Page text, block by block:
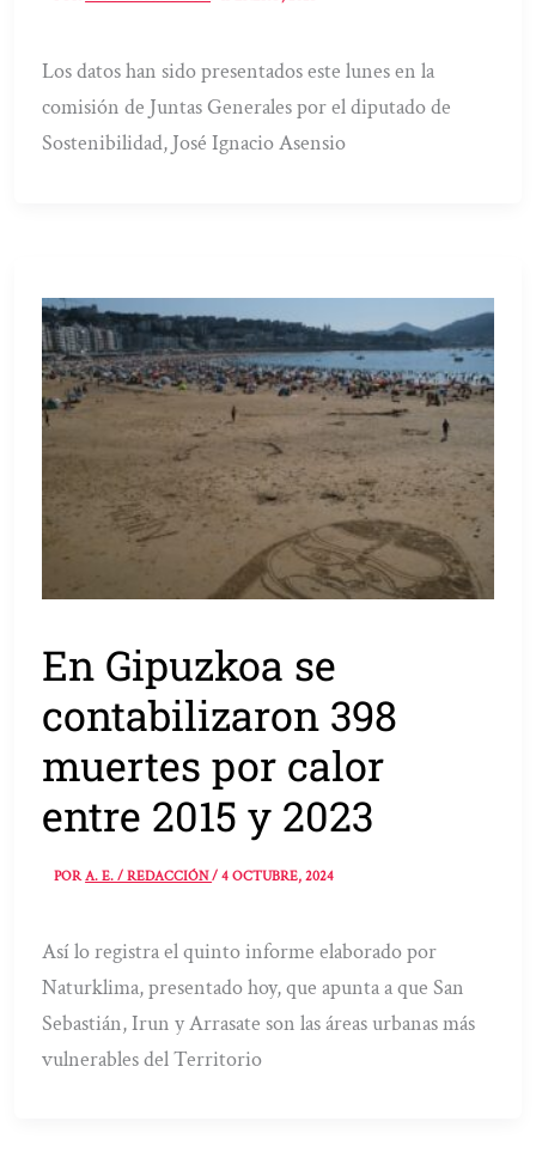
Los datos han sido presentados este lunes en la
comisión de Juntas Generales por el diputado de
Sostenibilidad, José Ignacio Asensio
En Gipuzkoa se
contabilizaron 398
muertes por calor
entre 2015 y 2023
PORA. E. / REDACCIÓN/4 OCTUBRE, 2024
Así lo registra el quinto informe elaborado por
Naturklima, presentado hoy, que apunta a que San
Sebastián, Irun y Arrasate son las áreas urbanas más
vulnerables del Territorio